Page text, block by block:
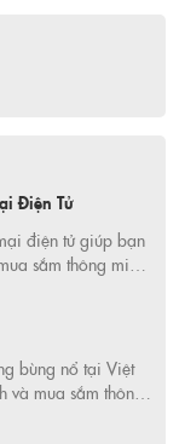
Điện Tử
điện tử giúp bạn
sắm thông minh
bùng nổ tại Việt
mua sắm thông